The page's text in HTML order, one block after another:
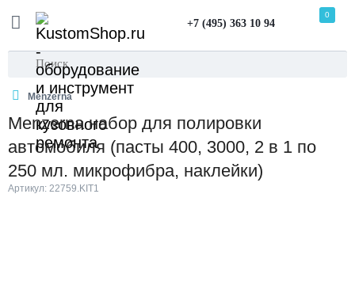
+7 (495) 363 10 94
0
Menzerna
Menzerna набор для полировки
автомобиля (пасты 400, 3000, 2 в 1 по
250 мл. микрофибра, наклейки)
Артикул: 22759.KIT1